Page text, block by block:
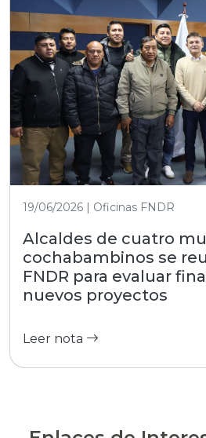
19/06/2026 | Oficinas FNDR
Alcaldes de cuatro
cochabambinos se
FNDR para evaluar
nuevos proyectos
Leer nota